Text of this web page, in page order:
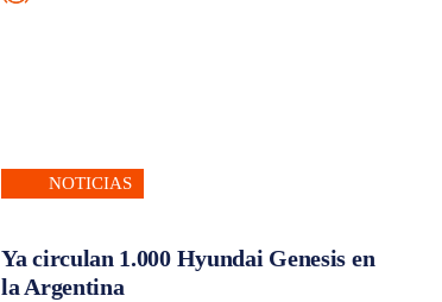
NOTICIAS
Ya circulan 1.000 Hyundai Genesis en
la Argentina